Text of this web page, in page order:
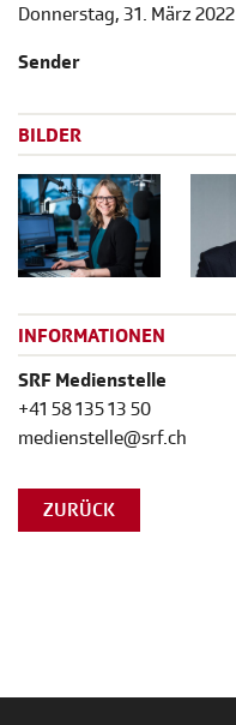
Donnerstag, 31. März 2022
Sender
BILDER
INFORMATIONEN
SRF Medienstelle
+41 58 135 13 50
medienstelle@srf.ch
ZURÜCK